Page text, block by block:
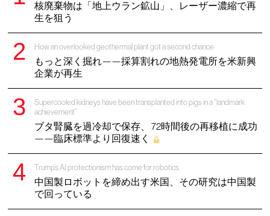
核廃棄物は「地上ウラン鉱山」、レーザー濃縮で再
生を狙う
How an overlooked geothermal plant got a second chance
もっと深く掘れ——採算割れの地熱発電所を米新興
企業が再生
Supercooled kidneys have been transplanted into pigs in a “landmark
achievement”
ブタ腎臓を過冷却で保存、 72時間後の再移植に成功
——臨床標準より回復速く
Trump’s AI protectionism has come for robotics
中国製ロボットを締め出す米国、その研究は中国製
で回っている